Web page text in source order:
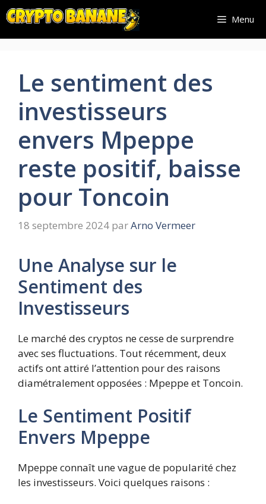
Aller
au
contenu
Menu
Le sentiment des
investisseurs
envers Mpeppe
reste positif, baisse
pour Toncoin
18 septembre 2024 parArno Vermeer
Une Analyse sur le
Sentiment des
Investisseurs
Le marché des cryptos ne cesse de surprendre
avec ses fluctuations. Tout récemment, deux
actifs ont attiré l’attention pour des raisons
diamétralement opposées : Mpeppe et Toncoin.
Le Sentiment Positif
Envers Mpeppe
Mpeppe connaît une vague de popularité chez
les investisseurs. Voici quelques raisons :